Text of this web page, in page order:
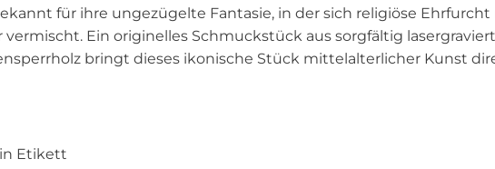
für ihre ungezügelte Fantasie, in der sich religiöse
Ein originelles Schmuckstück aus sorgfältig
bringt dieses ikonische Stück mittelalterlicher Kunst
Etikett